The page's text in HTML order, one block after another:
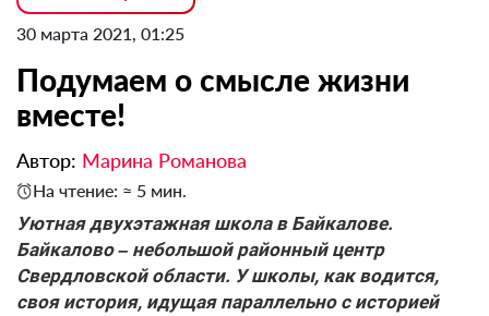
30 марта 2021, 01:25
Подумаем о смысле жизни
вместе!
Автор: Марина Романова
На чтение: ≈ 5 мин.
Уютная двухэтажная школа в Байкалове.
Байкалово – небольшой районный центр
Свердловской области. У школы, как водится,
своя история, идущая параллельно с историей